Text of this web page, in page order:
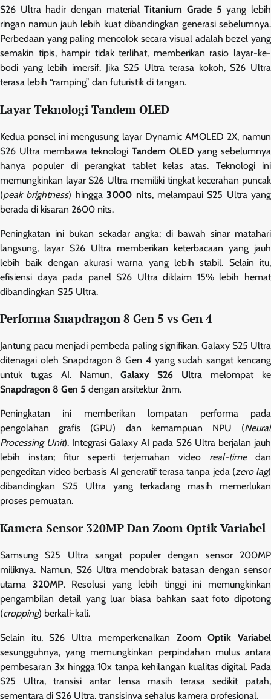
S26 Ultra hadir dengan materialTitanium Grade 5 yang lebih
ringan namun jauh lebih kuat dibandingkan generasi sebelumnya.
Perbedaan yang paling mencolok secara visual adalah bezel yang
semakin tipis, hampir tidak terlihat, memberikan rasio layar-ke-
bodi yang lebih imersif. Jika S25 Ultra terasa kokoh, S26 Ultra
terasa lebih “ramping” dan futuristik di tangan.
Layar Teknologi Tandem OLED
Kedua ponsel ini mengusung layar Dynamic AMOLED 2X, namun
S26 Ultra membawa teknologi Tandem OLED yang sebelumnya
hanya populer di perangkat tablet kelas atas. Teknologi ini
memungkinkan layar S26 Ultra memiliki tingkat kecerahan puncak
(peak brightness) hingga3000 nits, melampaui S25 Ultra yang
berada di kisaran 2600 nits.
Peningkatan ini bukan sekadar angka; di bawah sinar matahari
langsung, layar S26 Ultra memberikan keterbacaan yang jauh
lebih baik dengan akurasi warna yang lebih stabil. Selain itu,
efisiensi daya pada panel S26 Ultra diklaim 15% lebih hemat
dibandingkan S25 Ultra.
Performa Snapdragon 8 Gen 5 vs Gen 4
Jantung pacu menjadi pembeda paling signifikan. Galaxy S25 Ultra
ditenagai oleh Snapdragon 8 Gen 4 yang sudah sangat kencang
untuk tugas AI. Namun, Galaxy S26 Ultra melompat ke
Snapdragon 8 Gen 5 dengan arsitektur 2nm.
Peningkatan ini memberikan lompatan performa pada
pengolahan grafis (GPU) dan kemampuan NPU (Neural
Processing Unit). Integrasi Galaxy AI pada S26 Ultra berjalan jauh
lebih instan; fitur seperti terjemahan video real-timedan
pengeditan video berbasis AI generatif terasa tanpa jeda (zero lag)
dibandingkan S25 Ultra yang terkadang masih memerlukan
proses pemuatan.
Kamera Sensor 320MP Dan Zoom Optik Variabel
Samsung S25 Ultra sangat populer dengan sensor 200MP
miliknya. Namun, S26 Ultra mendobrak batasan dengan sensor
utama 320MP. Resolusi yang lebih tinggi ini memungkinkan
pengambilan detail yang luar biasa bahkan saat foto dipotong
(cropping) berkali-kali.
Selain itu, S26 Ultra memperkenalkan Zoom Optik Variabel
sesungguhnya, yang memungkinkan perpindahan mulus antara
pembesaran 3x hingga 10x tanpa kehilangan kualitas digital. Pada
S25 Ultra, transisi antar lensa masih terasa sedikit patah,
sementara di S26 Ultra, transisinya sehalus kamera profesional.